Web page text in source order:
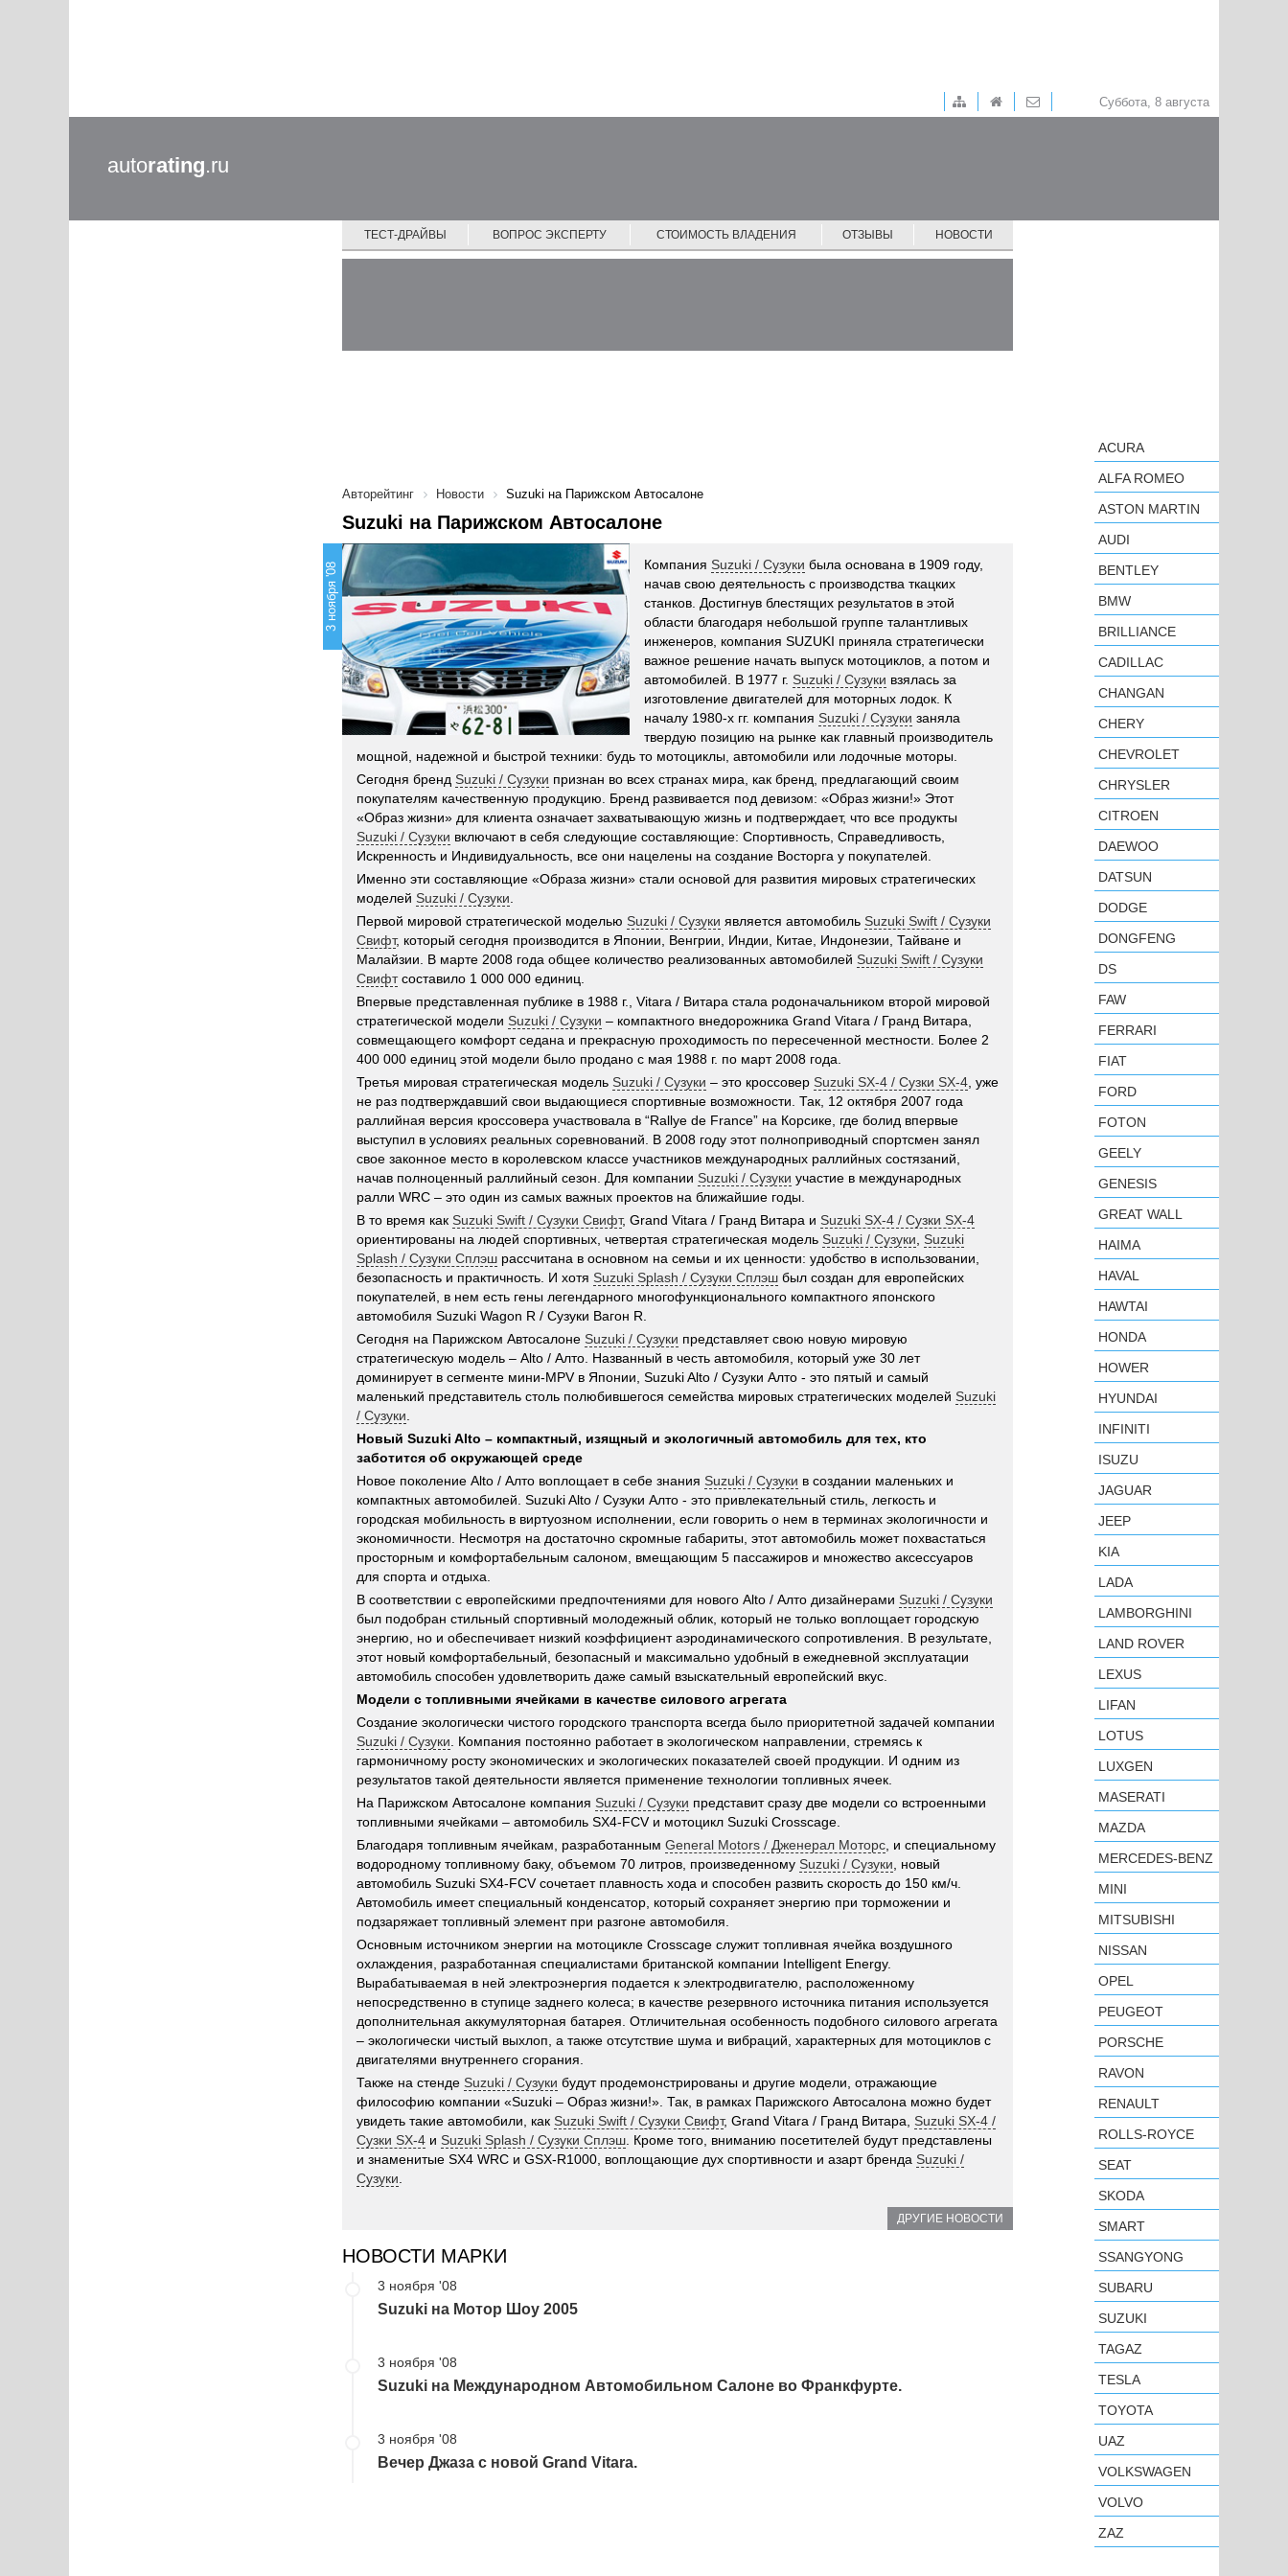
Суббота, 8 августа
autorating.ru
ТЕСТ-ДРАЙВЫ ВОПРОС ЭКСПЕРТУ СТОИМОСТЬ ВЛАДЕНИЯ ОТЗЫВЫ НОВОСТИ
Авторейтинг Новости Suzuki на Парижском Автосалоне
Suzuki на Парижском Автосалоне
3 ноября '08 Компания Suzuki / Сузуки была основана в 1909 году,
начав свою деятельность с производства ткацких
станков. Достигнув блестящих результатов в этой
области благодаря небольшой группе талантливых
инженеров, компания SUZUKI приняла стратегически
важное решение начать выпуск мотоциклов, а потом и
автомобилей. В 1977 г. Suzuki / Сузуки взялась за
изготовление двигателей для моторных лодок. К
началу 1980-х гг. компания Suzuki / Сузуки заняла
твердую позицию на рынке как главный производитель
мощной, надежной и быстрой техники: будь то мотоциклы, автомобили или лодочные моторы.
Сегодня бренд Suzuki / Сузуки признан во всех странах мира, как бренд, предлагающий своим
покупателям качественную продукцию. Бренд развивается под девизом: «Образ жизни!» Этот
«Образ жизни» для клиента означает захватывающую жизнь и подтверждает, что все продукты
Suzuki / Сузуки включают в себя следующие составляющие: Спортивность, Справедливость,
Искренность и Индивидуальность, все они нацелены на создание Восторга у покупателей.
Именно эти составляющие «Образа жизни» стали основой для развития мировых стратегических
моделей Suzuki / Сузуки
Первой мировой стратегической моделью Suzuki / Сузуки является автомобиль Suzuki Swift / Сузуки
Свифт, который сегодня производится в Японии, Венгрии, Индии, Китае, Индонезии, Тайване и
Малайзии. В марте 2008 года общее количество реализованных автомобилей Suzuki Swift / Сузуки
Свифтсоставило 1 000 000 единиц.
Впервые представленная публике в 1988 г., Vitara / Витара стала родоначальником второй мировой
стратегической модели Suzuki / Сузуки – компактного внедорожника Grand Vitara / Гранд Витара,
совмещающего комфорт седана и прекрасную проходимость по пересеченной местности. Более 2
400 000 единиц этой модели было продано с мая 1988 г. по март 2008 года.
Третья мировая стратегическая модель Suzuki / Сузуки – это кроссовер Suzuki SX-4 / Сузки SX-4 , уже
не раз подтверждавший свои выдающиеся спортивные возможности. Так, 12 октября 2007 года
раллийная версия кроссовера участвовала в “Rallye de France” на Корсике, где болид впервые
выступил в условиях реальных соревнований. В 2008 году этот полноприводный спортсмен занял
свое законное место в королевском классе участников международных раллийных состязаний,
начав полноценный раллийный сезон. Для компании Suzuki / Сузуки участие в международных
ралли WRC – это один из самых важных проектов на ближайшие годы.
В то время как Suzuki Swift / Сузуки Свифт, Grand Vitara / Гранд Витара и Suzuki SX-4 / Сузки SX-4
ориентированы на людей спортивных, четвертая стратегическая модель Suzuki / Сузуки
Suzuki
Splash / Сузуки Сплэш рассчитана в основном на семьи и их ценности: удобство в использовании,
безопасность и практичность. И хотя Suzuki Splash / Сузуки Сплэш был создан для европейских
покупателей, в нем есть гены легендарного многофункционального компактного японского
автомобиля Suzuki Wagon R / Сузуки Вагон R.
Сегодня на Парижском Автосалоне Suzuki / Сузуки представляет свою новую мировую
стратегическую модель – Alto / Алто. Названный в честь автомобиля, который уже 30 лет
доминирует в сегменте мини-MPV в Японии, Suzuki Alto / Сузуки Алто - это пятый и самый
маленький представитель столь полюбившегося семейства мировых стратегических моделей Suzuki
/ Сузуки
Новый Suzuki Alto – компактный, изящный и экологичный автомобиль для тех, кто
заботится об окружающей среде
Новое поколение Alto / Алто воплощает в себе знания Suzuki / Сузуки в создании маленьких и
компактных автомобилей. Suzuki Alto / Сузуки Алто - это привлекательный стиль, легкость и
городская мобильность в виртуозном исполнении, если говорить о нем в терминах экологичности и
экономичности. Несмотря на достаточно скромные габариты, этот автомобиль может похвастаться
просторным и комфортабельным салоном, вмещающим 5 пассажиров и множество аксессуаров
для спорта и отдыха.
В соответствии с европейскими предпочтениями для нового Alto / Алто дизайнерами Suzuki / Сузуки
был подобран стильный спортивный молодежный облик, который не только воплощает городскую
энергию, но и обеспечивает низкий коэффициент аэродинамического сопротивления. В результате,
этот новый комфортабельный, безопасный и максимально удобный в ежедневной эксплуатации
автомобиль способен удовлетворить даже самый взыскательный европейский вкус.
Модели с топливными ячейками в качестве силового агрегата
Создание экологически чистого городского транспорта всегда было приоритетной задачей компании
Suzuki / Сузуки . Компания постоянно работает в экологическом направлении, стремясь к
гармоничному росту экономических и экологических показателей своей продукции. И одним из
результатов такой деятельности является применение технологии топливных ячеек.
На Парижском Автосалоне компания Suzuki / Сузуки представит сразу две модели со встроенными
топливными ячейками – автомобиль SX4-FCV и мотоцикл Suzuki Crosscage.
Благодаря топливным ячейкам, разработанным General Motors / Дженерал Моторс , и специальному
водородному топливному баку, объемом 70 литров, произведенному Suzuki / Сузуки , новый
автомобиль Suzuki SX4-FCV сочетает плавность хода и способен развить скорость до 150 км/ч.
Автомобиль имеет специальный конденсатор, который сохраняет энергию при торможении и
подзаряжает топливный элемент при разгоне автомобиля.
Основным источником энергии на мотоцикле Crosscage служит топливная ячейка воздушного
охлаждения, разработанная специалистами британской компании Intelligent Energy.
Вырабатываемая в ней электроэнергия подается к электродвигателю, расположенному
непосредственно в ступице заднего колеса; в качестве резервного источника питания используется
дополнительная аккумуляторная батарея. Отличительная особенность подобного силового агрегата
– экологически чистый выхлоп, а также отсутствие шума и вибраций, характерных для мотоциклов с
двигателями внутреннего сгорания.
Также на стенде Suzuki / Сузуки будут продемонстрированы и другие модели, отражающие
философию компании «Suzuki – Образ жизни!». Так, в рамках Парижского Автосалона можно будет
увидеть такие автомобили, как Suzuki Swift / Сузуки Свифт, Grand Vitara / Гранд Витара, Suzuki SX-4 /
Сузки SX-4 и Suzuki Splash / Сузуки Сплэш . Кроме того, вниманию посетителей будут представлены
и знаменитые SX4 WRC и GSX-R1000, воплощающие дух спортивности и азарт бренда Suzuki /
Сузуки
ДРУГИЕ НОВОСТИ
НОВОСТИ МАРКИ
3 ноября '08
Suzuki на Мотор Шоу 2005
3 ноября '08
Suzuki на Международном Автомобильном Салоне во Франкфурте.
3 ноября '08
Вечер Джаза с новой Grand Vitara.
ACURA
ALFA ROMEO
ASTON MARTIN
AUDI
BENTLEY
BMW
BRILLIANCE
CADILLAC
CHANGAN
CHERY
CHEVROLET
CHRYSLER
CITROEN
DAEWOO
DATSUN
DODGE
DONGFENG
DS
FAW
FERRARI
FIAT
FORD
FOTON
GEELY
GENESIS
GREAT WALL
HAIMA
HAVAL
HAWTAI
HONDA
HOWER
HYUNDAI
INFINITI
ISUZU
JAGUAR
JEEP
KIA
LADA
LAMBORGHINI
LAND ROVER
LEXUS
LIFAN
LOTUS
LUXGEN
MASERATI
MAZDA
MERCEDES-BENZ
MINI
MITSUBISHI
NISSAN
OPEL
PEUGEOT
PORSCHE
RAVON
RENAULT
ROLLS-ROYCE
SEAT
SKODA
SMART
SSANGYONG
SUBARU
SUZUKI
TAGAZ
TESLA
TOYOTA
UAZ
VOLKSWAGEN
VOLVO
ZAZ